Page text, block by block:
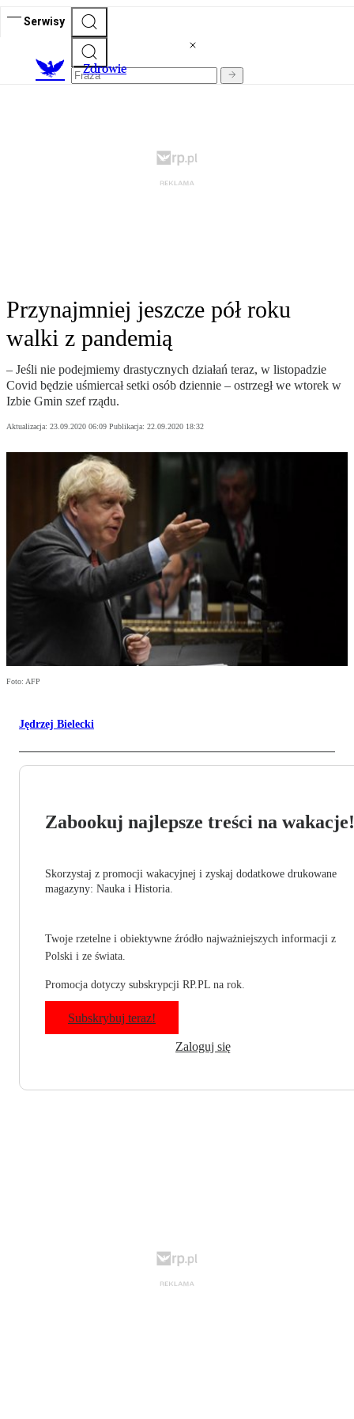
Serwisy
Zdrowie
Przynajmniej jeszcze pół roku
walki z pandemią
– Jeśli nie podejmiemy drastycznych działań teraz, w listopadzie
Covid będzie uśmiercał setki osób dziennie – ostrzegł we wtorek w
Izbie Gmin szef rządu.
Aktualizacja: 23.09.2020 06:09 Publikacja: 22.09.2020 18:32
Foto: AFP
Jędrzej Bielecki
Zabookuj najlepsze treści na wakacje!
Skorzystaj z promocji wakacyjnej i zyskaj dodatkowe drukowane
magazyny: Nauka i Historia.
Twoje rzetelne i obiektywne źródło najważniejszych informacji z
Polski i ze świata.
Promocja dotyczy subskrypcji RP.PL na rok.
Subskrybuj teraz!
Zaloguj się